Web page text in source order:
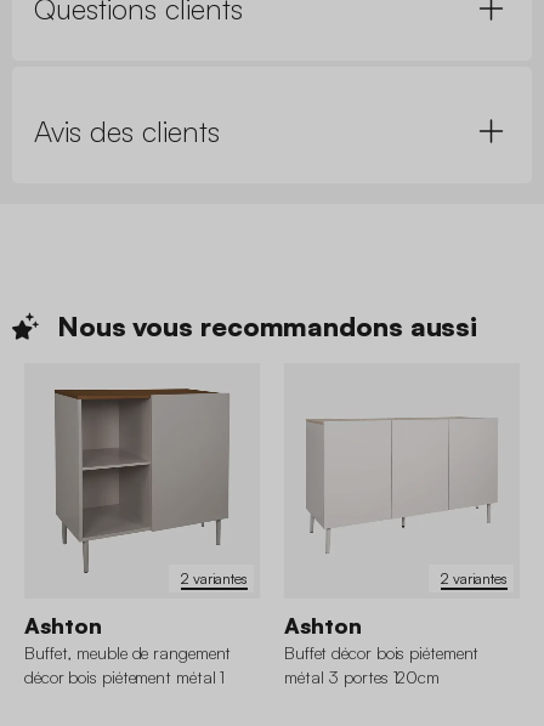
Questions clients
Avis des clients
Nous vous recommandons aussi
2 variantes
Ashton
Buffet, meuble de rangement
décor bois piétement métal 1
2 variantes
Ashton
Buffet décor bois piétement
métal 3 portes 120cm